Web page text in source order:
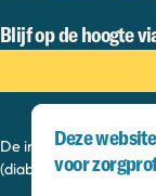
Blijf op de hoogte
De informatie op
Deze
voor